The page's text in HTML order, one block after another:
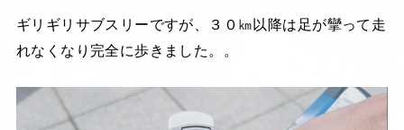
ギリギリサブスリーですが、３０㎞以降は足が攣って走
れなくなり完全に歩きました。。